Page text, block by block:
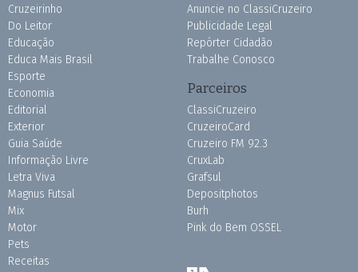
Cruzeirinho
Do Leitor
Educação
Educa Mais Brasil
Esporte
Economia
Editorial
Exterior
Guia Saúde
Informação Livre
Letra Viva
Magnus Futsal
Mix
Motor
Pets
Receitas
Anuncie no ClassiCruzeiro
Publicidade Legal
Repórter Cidadão
Trabalhe Conosco
Parceiros
ClassiCruzeiro
CruzeiroCard
Cruzeiro FM 92.3
CruxLab
Grafsul
Depositphotos
Burh
Pink do Bem OSSEL